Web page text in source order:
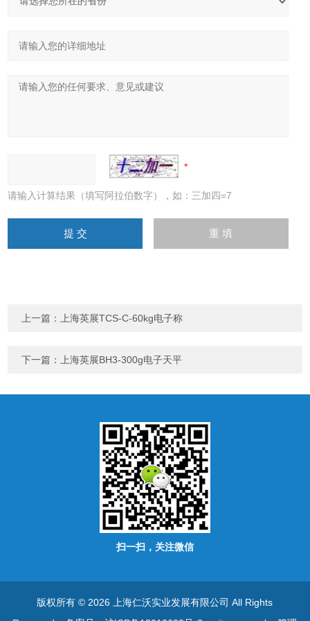
请输入计算结果（填写阿拉伯数字），如：三加四=7
上一篇： 上海英展TCS-C-60kg电子称
下一篇： 上海英展BH3-300g电子天平
扫一扫，关注微信
版权所有 © 2026 上海仁沃实业发展有限公司 All Rights